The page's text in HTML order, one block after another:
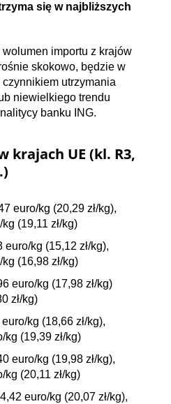
się w najbliższych
importu z krajów
skokowo, będzie w
utrzymania
niewielkiego trendu
banku ING.
krajach UE (kl. R3,
euro/kg (20,29 zł/kg),
(19,11 zł/kg)
euro/kg (15,12 zł/kg),
(16,98 zł/kg)
euro/kg (17,98 zł/kg)
zł/kg)
kg (18,66 zł/kg),
kg (19,39 zł/kg)
euro/kg (19,98 zł/kg),
(20,11 zł/kg)
euro/kg (20,07 zł/kg),